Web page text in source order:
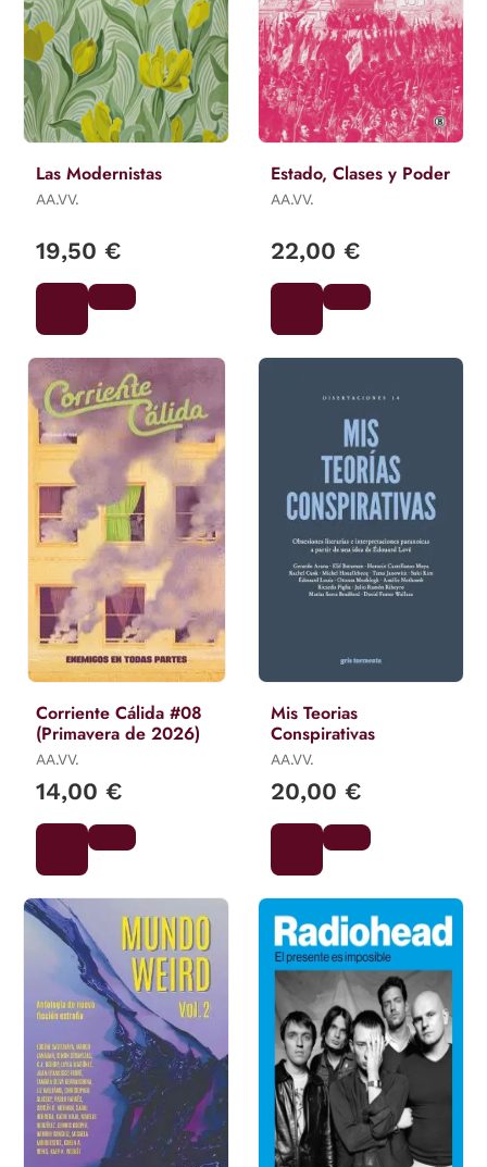
Las Modernistas
AA.VV.
19,50 €
Estado, Clases y Poder
AA.VV.
22,00 €
Corriente Cálida #08
(Primavera de 2026)
AA.VV.
14,00 €
Mis Teorias
Conspirativas
AA.VV.
20,00 €